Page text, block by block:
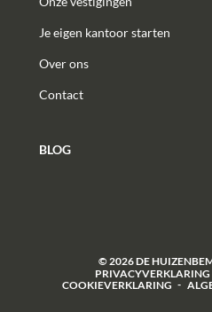
Je eigen kantoor starten
Over ons
Contact
BLOG
© 2026DE
PRIVACYVERKLARING
COOKIEVERKLARING